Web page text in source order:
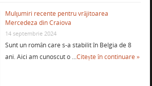
Mulţumiri recente pentru vrăjitoarea
Mercedeza din Craiova
14 septembrie 2024
Sunt un român care s-a stabilit în Belgia de 8
ani. Aici am cunoscut o …Citește în continuare »